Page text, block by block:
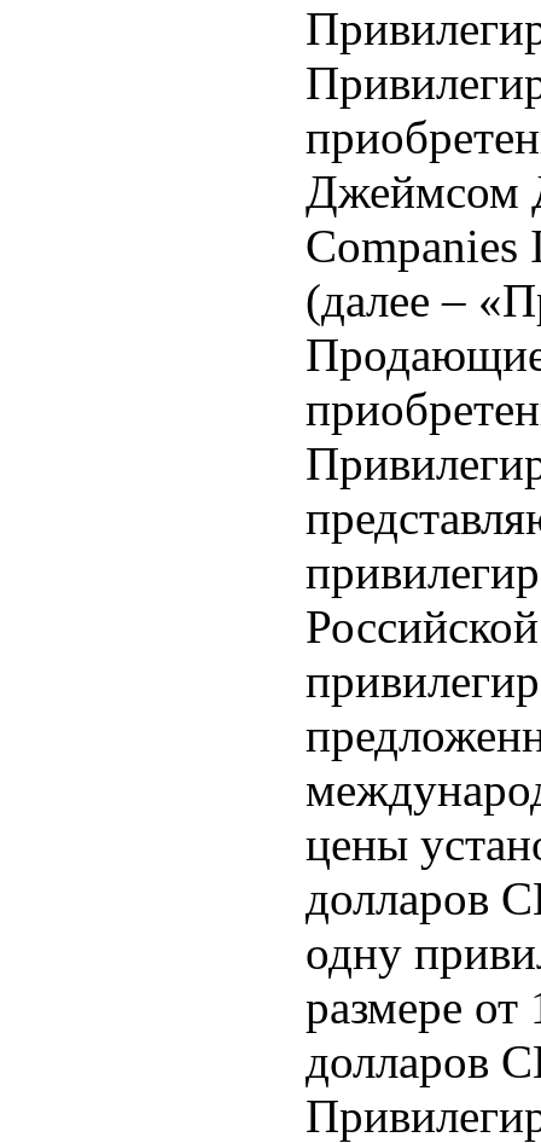
Джеймсом
(далее –
цены
долларов
одну
размере
долларов